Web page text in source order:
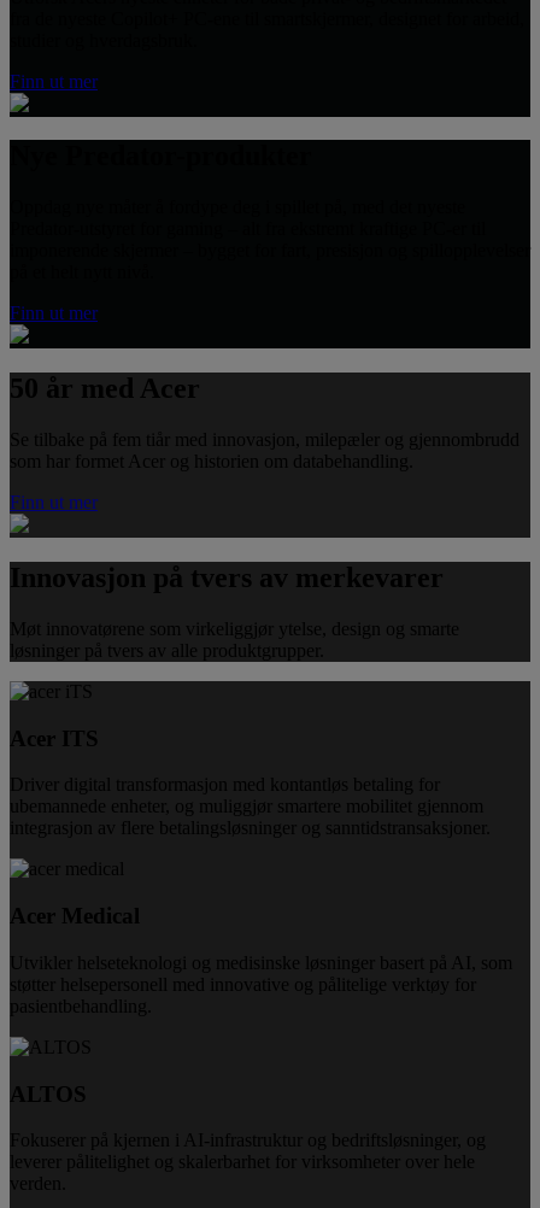
Finn ut mer
Finn ut mer
50 år med Acer
Se tilbake på fem tiår med innovasjon, milepæler og gjennombrudd
som har formet Acer og historien om databehandling.
Finn ut mer
Innovasjon på tvers av merkevarer
Møt innovatørene som virkeliggjør ytelse, design og smarte
løsninger på tvers av alle produktgrupper.
Acer ITS
Driver digital transformasjon med kontantløs betaling for
ubemannede enheter, og muliggjør smartere mobilitet gjennom
integrasjon av flere betalingsløsninger og sanntidstransaksjoner.
Acer Medical
Utvikler helseteknologi og medisinske løsninger basert på AI, som
støtter helsepersonell med innovative og pålitelige verktøy for
pasientbehandling.
ALTOS
Fokuserer på kjernen i AI-infrastruktur og bedriftsløsninger, og
leverer pålitelighet og skalerbarhet for virksomheter over hele
verden.